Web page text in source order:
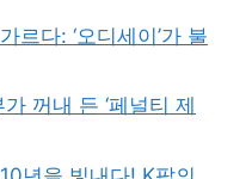
르다: ‘오디세이’가 불
꺼내 든 ‘페널티 제